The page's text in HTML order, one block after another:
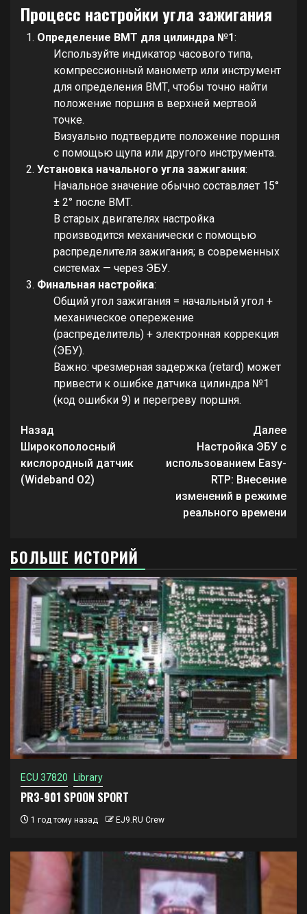
Процесс настройки угла зажигания
Определение ВМТ для цилиндра №1:
Используйте индикатор часового типа,
компрессионный манометр или инструмент
для определения ВМТ, чтобы точно найти
положение поршня в верхней мертвой
точке.
Визуально подтвердите положение поршня
с помощью щупа или другого инструмента.
Установка начального угла зажигания:
Начальное значение обычно составляет 15°
± 2° после ВМТ.
В старых двигателях настройка
производится механически с помощью
распределителя зажигания; в современных
системах — через ЭБУ.
Финальная настройка:
Общий угол зажигания = начальный угол +
механическое опережение
(распределитель) + электронная коррекция
(ЭБУ).
Важно: чрезмерная задержка (retard) может
привести к ошибке датчика цилиндра №1
(код ошибки 9) и перегреву поршня.
Продолжить
чтение
Назад
Широкополосный
кислородный датчик
(Wideband O2)
Далее
Настройка ЭБУ с
использованием Easy-
RTP: Внесение
изменений в режиме
реального времени
БОЛЬШЕ ИСТОРИЙ
ECU 37820 Library
PR3-901 SPOON SPORT
1 год тому назад EJ9.RU Crew